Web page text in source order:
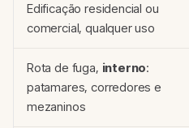
Edificação residencial ou
comercial, qualquer uso
Rota de fuga, interno:
patamares, corredores e
mezaninos